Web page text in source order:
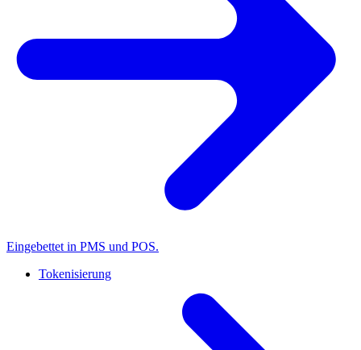
Eingebettet in PMS und POS.
Tokenisierung